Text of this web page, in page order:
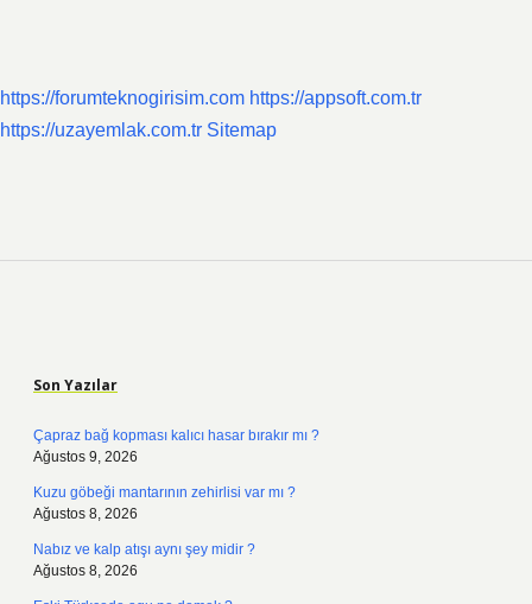
https://forumteknogirisim.com https://appsoft.com.tr
https://uzayemlak.com.tr Sitemap
Son Yazılar
Çapraz bağ kopması kalıcı hasar bırakır mı ?
Ağustos 9, 2026
Kuzu göbeği mantarının zehirlisi var mı ?
Ağustos 8, 2026
Nabız ve kalp atışı aynı şey midir ?
Ağustos 8, 2026